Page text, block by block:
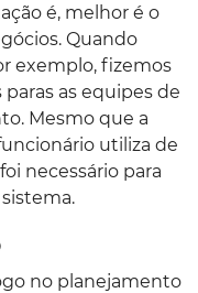
é, melhor é o
Quando
exemplo, fizemos
as equipes de
Mesmo que a
utiliza de
necessário para
no planejamento